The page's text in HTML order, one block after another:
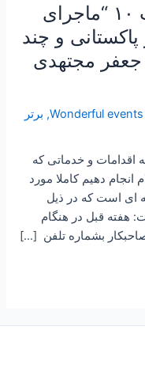
۱۲۴ – معجزات و کرامات ۱۰ “ماجرای
و چند
مجتهدی
, برتر
اقدامات و خدماتی که
دهیم کاملا مورد
ای است که در ذیل
هفته قبل در هنگام
بشماره تلفن […]